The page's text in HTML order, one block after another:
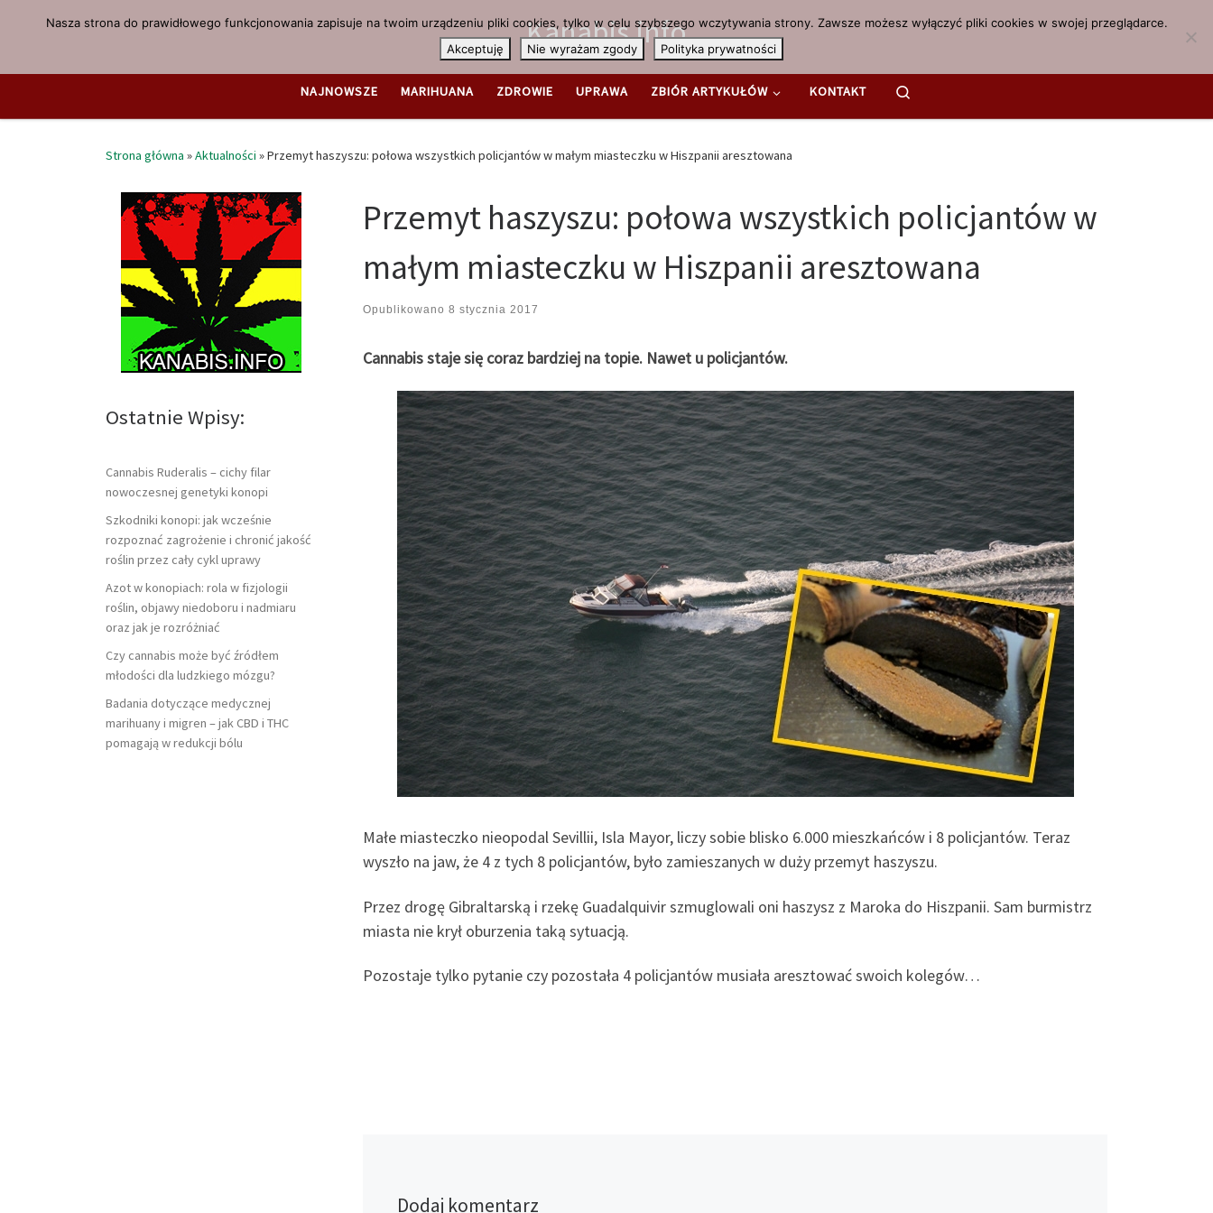
Przejdź do treści Kanabis.info
NAJNOWSZE MARIHUANA ZDROWIE UPRAWA ZBIÓR ARTYKUŁÓW KONTAKT
Strona główna »Aktualności »Przemyt haszyszu: połowa wszystkich policjantów w małym miasteczku w Hiszpanii aresztowana
Przemyt haszyszu: połowa wszystkich policjantów w
małym miasteczku w Hiszpanii aresztowana
Opublikowano 8 stycznia 2017
Cannabis staje się coraz bardziej na topie. Nawet u policjantów.
Małe miasteczko nieopodal Sevillii, Isla Mayor, liczy sobie blisko 6.000 mieszkańców i 8 policjantów. Teraz
wyszło na jaw, że 4 z tych 8 policjantów, było zamieszanych w duży przemyt haszyszu.
Przez drogę Gibraltarską i rzekę Guadalquivir szmuglowali oni haszysz z Maroka do Hiszpanii. Sam burmistrz
miasta nie krył oburzenia taką sytuacją.
Pozostaje tylko pytanie czy pozostała 4 policjantów musiała aresztować swoich kolegów…
Dodaj komentarz
Ostatnie Wpisy:
Cannabis Ruderalis – cichy filar
nowoczesnej genetyki konopi
Szkodniki konopi: jak wcześnie
rozpoznać zagrożenie i chronić jakość
roślin przez cały cykl uprawy
Azot w konopiach: rola w fizjologii
roślin, objawy niedoboru i nadmiaru
oraz jak je rozróżniać
Czy cannabis może być źródłem
młodości dla ludzkiego mózgu?
Badania dotyczące medycznej
marihuany i migren – jak CBD i THC
pomagają w redukcji bólu
Nasza strona do prawidłowego funkcjonowania zapisuje na twoim urządzeniu pliki cookies, tylko w celu szybszego wczytywania strony. Zawsze możesz wyłączyć pliki cookies w swojej przeglądarce.
Akceptuję
Nie wyrażam zgody Polityka prywatności